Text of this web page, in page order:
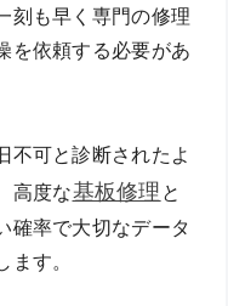
刻も早く専門の修理
を依頼する必要があ
不可と診断されたよ
高度な基板修理 と
確率で大切なデータ
ます。